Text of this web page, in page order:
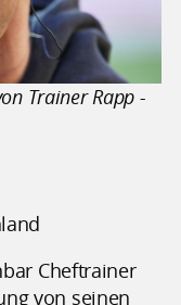
Trainer Rapp -
Cheftrainer
von seinen